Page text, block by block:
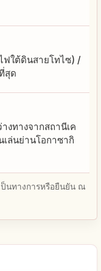
ฟใต้ดินสายโทไซ) /
สุด
งทางจากสถานีเค
เล่นย่านโอกาซากิ
ป็นทางการหรือยืนยัน ณ